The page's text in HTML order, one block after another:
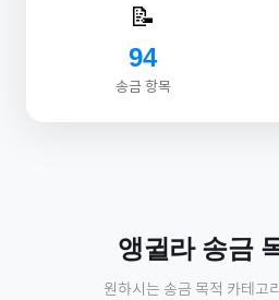
📝
94
송금 항목
앵귈라송금
원하시는 송금 목적 카테고